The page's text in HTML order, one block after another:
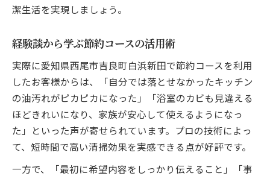
潔生活を実現しましょう。
経験談から学ぶ節約コースの活用術
実際に愛知県西尾市吉良町白浜新田で節約コースを利用
したお客様からは、「自分では落とせなかったキッチン
の油汚れがピカピカになった」「浴室のカビも見違える
ほどきれいになり、家族が安心して使えるようになっ
た」といった声が寄せられています。プロの技術によっ
て、短時間で高い清掃効果を実感できる点が好評です。
一方で、「最初に希望内容をしっかり伝えること」「事